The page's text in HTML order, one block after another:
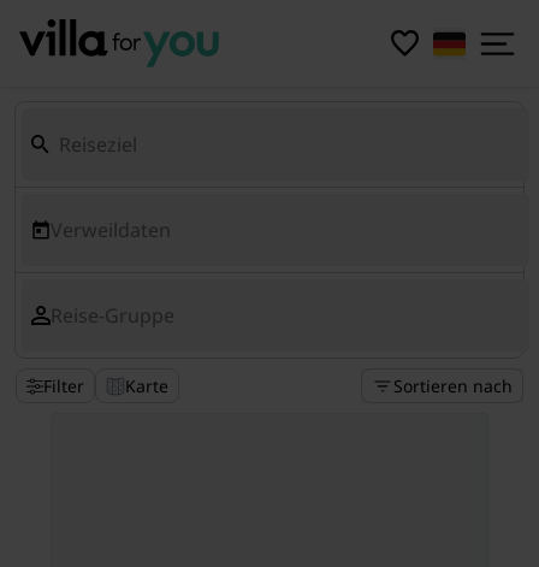
Verweildaten
Reise-Gruppe
Filter Karte Sortieren nach